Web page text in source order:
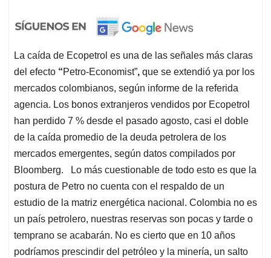
La caída de Ecopetrol es una de las señales más claras
del efecto “Petro-Economist”, que se extendió ya por los
mercados colombianos, según informe de la referida
agencia. Los bonos extranjeros vendidos por Ecopetrol
han perdido 7 % desde el pasado agosto, casi el doble
de la caída promedio de la deuda petrolera de los
mercados emergentes, según datos compilados por
Bloomberg. Lo más cuestionable de todo esto es que la
postura de Petro no cuenta con el respaldo de un
estudio de la matriz energética nacional. Colombia no es
un país petrolero, nuestras reservas son pocas y tarde o
temprano se acabarán. No es cierto que en 10 años
podríamos prescindir del petróleo y la minería, un salto